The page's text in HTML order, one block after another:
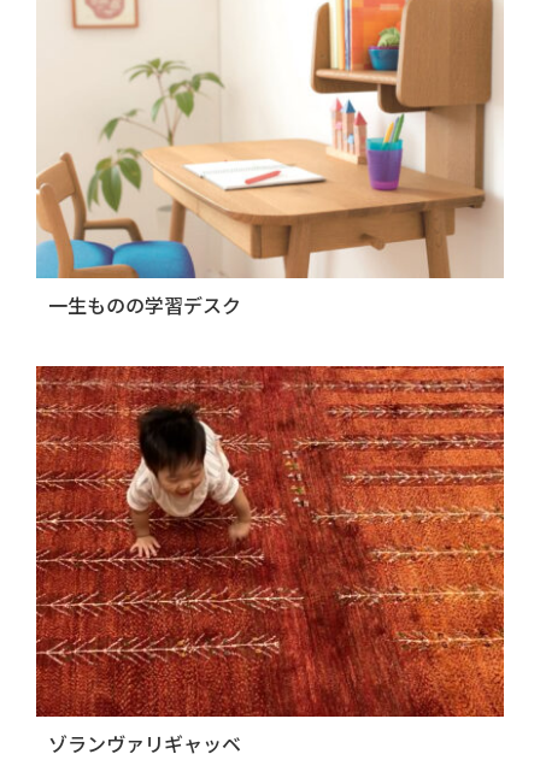
一生ものの学習デスク
ゾランヴァリギャッベ